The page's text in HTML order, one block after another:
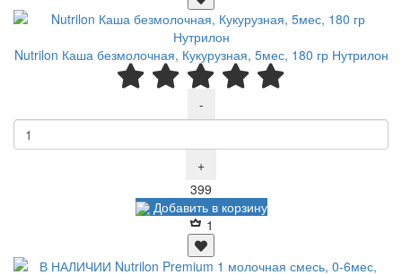
Nutrilon Каша безмолочная, Кукурузная, 5мес, 180 гр Нутрилон
-
+
399
Добавить в корзину
1